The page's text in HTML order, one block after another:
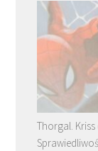
Thorgal. Kriss